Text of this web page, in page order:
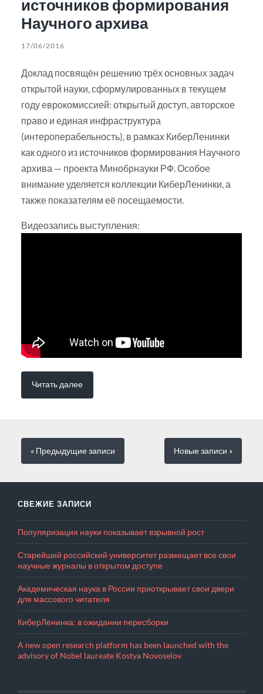
источников формирования
Научного архива
17/06/2016
Доклад посвящён решению трёх основных задач
открытой науки, сформулированных в текущем
году еврокомиссией: открытый доступ, авторское
право и единая инфраструктура
(интероперабельность), в рамках КиберЛенинки
как одного из источников формирования Научного
архива — проекта Минобрнауки РФ. Особое
внимание уделяется коллекции КиберЛенинки, а
также показателям её посещаемости.
Видеозапись выступления:
Читать далее
« Предыдущиезаписи Новыезаписи »
СВЕЖИЕ ЗАПИСИ
Популяризация науки показывает взрывной рост
Старейший российский университет размещает все свои
научные журналы в открытом доступе
Академическая наука в России приоткрывает свои двери
для массового читателя
КиберЛенинка: в ожидании пересборки
A new open research platform has been launched with the
advisory of Nobel laureate Kostya Novoselov